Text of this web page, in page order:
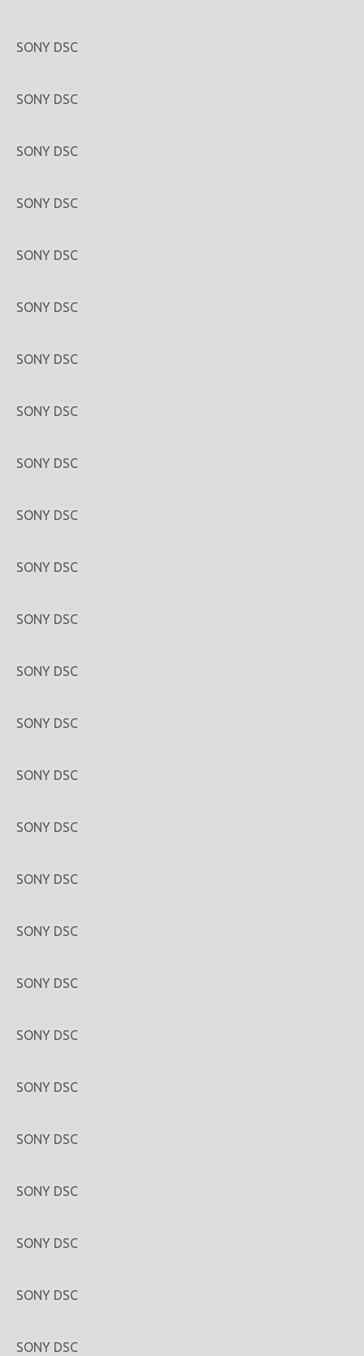
SONY DSC
SONY DSC
SONY DSC
SONY DSC
SONY DSC
SONY DSC
SONY DSC
SONY DSC
SONY DSC
SONY DSC
SONY DSC
SONY DSC
SONY DSC
SONY DSC
SONY DSC
SONY DSC
SONY DSC
SONY DSC
SONY DSC
SONY DSC
SONY DSC
SONY DSC
SONY DSC
SONY DSC
SONY DSC
SONY DSC